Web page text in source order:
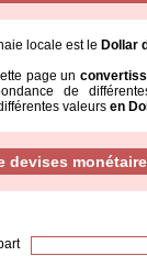
locale est le Dollar
page un
de
valeurs en
devises